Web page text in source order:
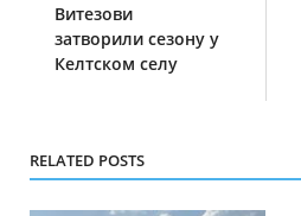
Витезови
затворили сезону у
Келтском селу
RELATED POSTS